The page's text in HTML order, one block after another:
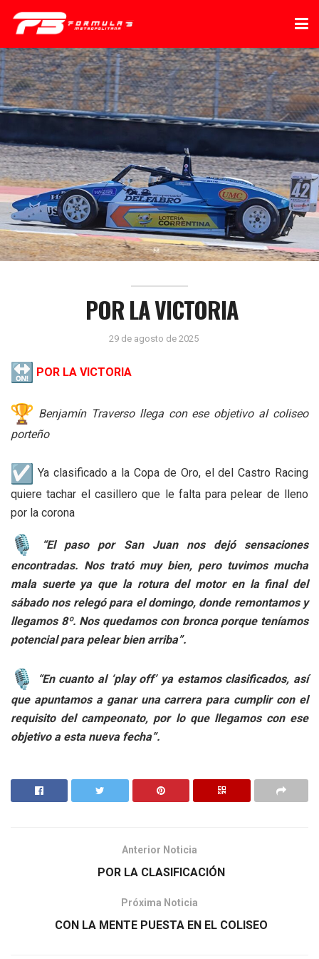
POR LA VICTORIA
29 de agosto de 2025
POR LA VICTORIA
Benjamín Traverso llega con ese objetivo al coliseo
porteño
Ya clasificado a la Copa de Oro, el del Castro Racing
quiere tachar el casillero que le falta para pelear de lleno
por la corona
“El paso por San Juan nos dejó sensaciones
encontradas. Nos trató muy bien, pero tuvimos mucha
mala suerte ya que la rotura del motor en la final del
sábado nos relegó para el domingo, donde remontamos y
llegamos 8º. Nos quedamos con bronca porque teníamos
potencial para pelear bien arriba”.
“En cuanto al ‘play off’ ya estamos clasificados, así
que apuntamos a ganar una carrera para cumplir con el
requisito del campeonato, por lo que llegamos con ese
objetivo a esta nueva fecha”.
Anterior Noticia
POR LA CLASIFICACIÓN
Próxima Noticia
CON LA MENTE PUESTA EN EL COLISEO